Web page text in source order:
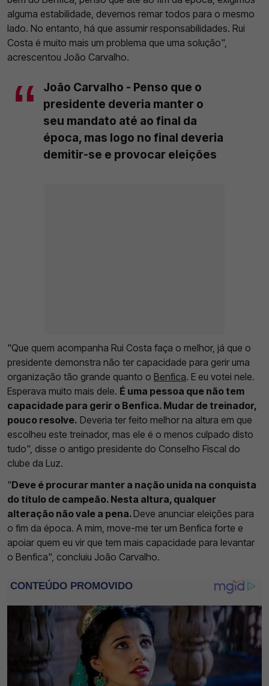
alguma estabilidade, devemos remar todos para o mesmo
lado. No entanto, há que assumir responsabilidades. Rui
Costa é muito mais um problema que uma solução",
acrescentou João Carvalho.
João Carvalho - Penso que o
presidente deveria manter o
seu mandato até ao final da
época, mas logo no final deveria
demitir-se e provocar eleições
"Que quem acompanha Rui Costa faça o melhor, já que o
presidente demonstra não ter capacidade para gerir uma
organização tão grande quanto o Benfica. E eu votei nele.
Esperava muito mais dele. É uma pessoa que não tem
capacidade para gerir o Benfica. Mudar de treinador,
pouco resolve. Deveria ter feito melhor na altura em que
escolheu este treinador, mas ele é o menos culpado disto
tudo", disse o antigo presidente do Conselho Fiscal do
clube da Luz.
"Deve é procurar manter a nação unida na conquista
do título de campeão. Nesta altura, qualquer
alteração não vale a pena.Deve anunciar eleições para
o fim da época. A mim, move-me ter um Benfica forte e
apoiar quem eu vir que tem mais capacidade para levantar
o Benfica", concluiu João Carvalho.